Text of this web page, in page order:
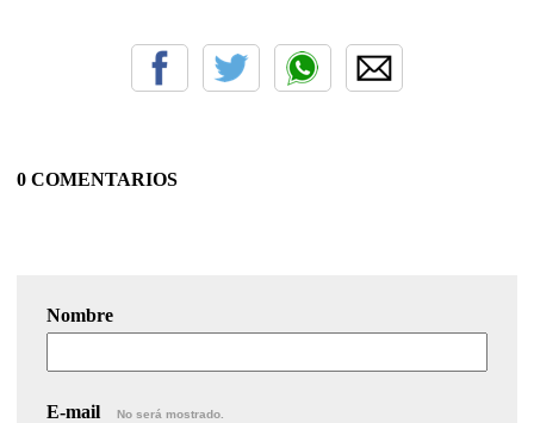
0 COMENTARIOS
Nombre
E-mail No será mostrado.